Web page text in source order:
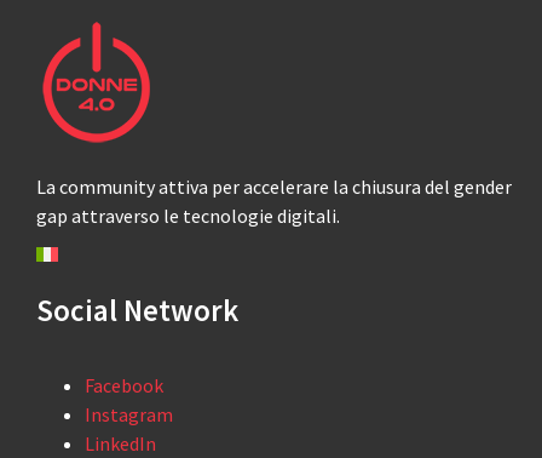
La community attiva per accelerare la chiusura del gender
gap attraverso le tecnologie digitali.
Social Network
Facebook
Instagram
LinkedIn